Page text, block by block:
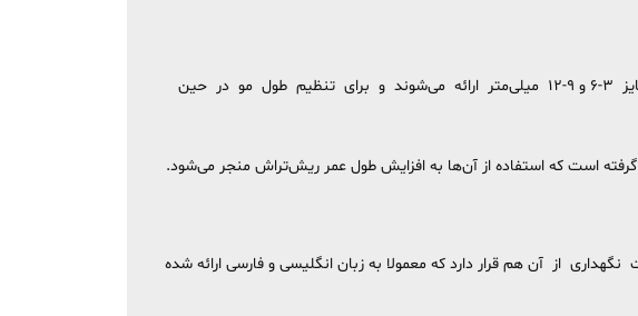
علاوه بر خود دستگاه که مهم‌ترین قطعه درون جعبه است، دو عدد شانه اصلاح هم در جعبه قرار دارد که در دو سایز 3-6 و 9-12 میلی‌متر ارائه می‌شوند و برای تنظیم طول مو در حین
و نکات نگهداری از آن هم قرار دارد که معمولا به زبان انگلیسی و فارسی ارائه شده